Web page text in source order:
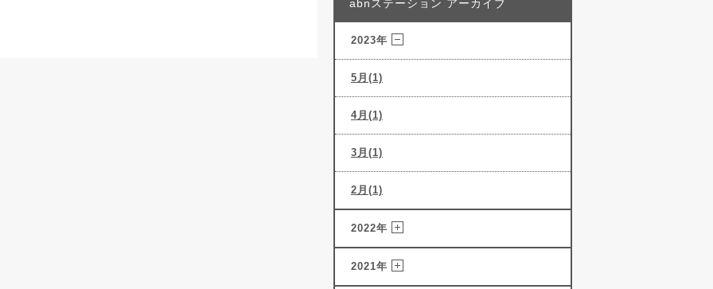
abnステーション アーカイブ
2023年
5月(1)
4月(1)
3月(1)
2月(1)
2022年
2021年